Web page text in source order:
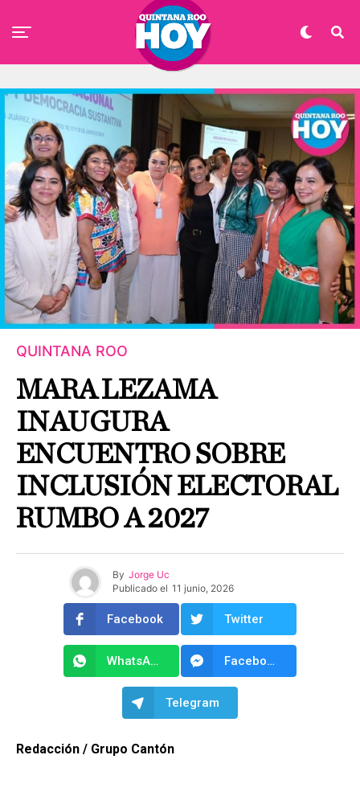
QUINTANA ROO
MARA LEZAMA
INAUGURA
ENCUENTRO SOBRE
INCLUSIÓN ELECTORAL
RUMBO A 2027
By Jorge Uc
Publicado el 11 junio, 2026
Facebook Twitter
WhatsApp Facebook Messenger
Telegram
Redacción / Grupo Cantón